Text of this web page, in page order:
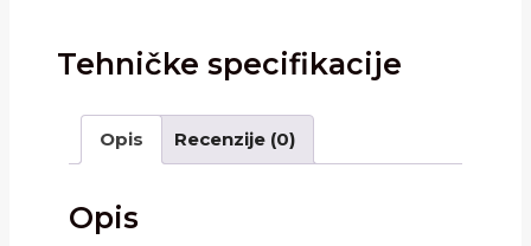
Tehničke specifikacije
Opis Recenzije (0)
Opis